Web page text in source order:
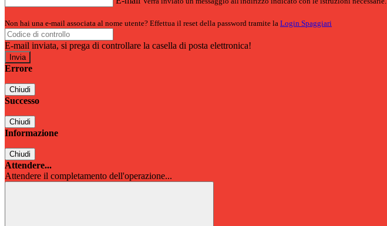
Non hai una e-mail associata al nome utente? Effettua il reset della password tramite la Login Spaggiari
E-mail inviata, si prega di controllare la casella di posta elettronica!
Errore
Chiudi
Successo
Chiudi
Informazione
Chiudi
Attendere...
Attendere il completamento dell'operazione...